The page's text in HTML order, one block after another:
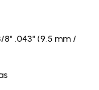
8" .043" (9.5 mm /